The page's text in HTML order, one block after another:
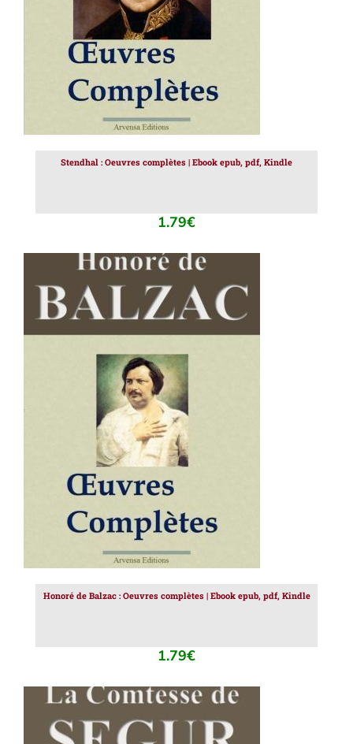
Stendhal : Oeuvres complètes | Ebook epub, pdf, Kindle
1.79€
AJOUTER AU PANIER / DÉTAILS
Honoré de Balzac : Oeuvres complètes | Ebook epub, pdf, Kindle
1.79€